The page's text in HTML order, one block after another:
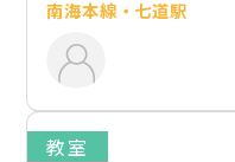
南海本線・七道駅
教室